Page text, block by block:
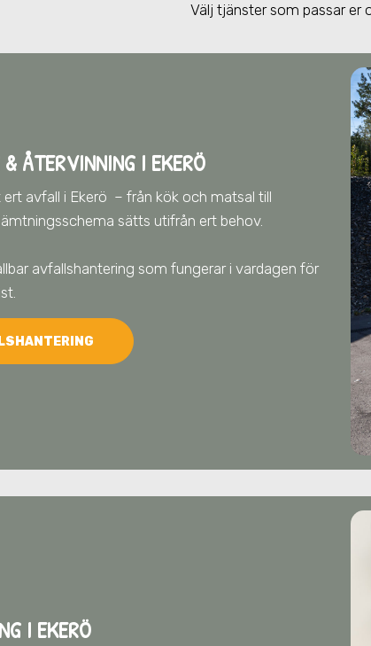
Välj tjänster som passar er
ÅTERVINNING I EKERÖ
ert avfall i Ekerö – från kök och matsal till
sätts utifrån ert behov.
avfallshantering som fungerar i vardagen för
I EKERÖ